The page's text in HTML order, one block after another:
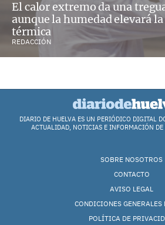
El calor extremo da una
aunque la humedad elevará
térmica
REDACCIÓN
DIARIO DE HUELVA ES UN PERIÓDICO DIGITAL
ACTUALIDAD, NOTICIAS E INFORMACIÓN
SOBRE NOSOTROS
CONTACTO
AVISO LEGAL
CONDICIONES GENERALES
POLÍTICA DE